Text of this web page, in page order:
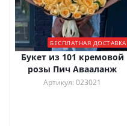
БЕСПЛАТНАЯ ДОСТАВКА
Букет из 101 кремовой
розы Пич Авааланж
Артикул: 023021